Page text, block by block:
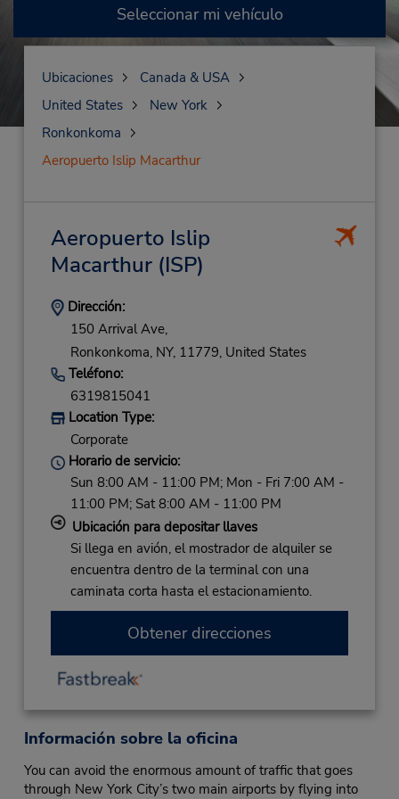
Seleccionar mi vehículo
Ubicaciones
Canada & USA
United States
New York
Ronkonkoma
Aeropuerto Islip Macarthur
Aeropuerto Islip
Macarthur(ISP)
Dirección:
150 Arrival Ave,
Ronkonkoma, NY, 11779, United States
Teléfono:
6319815041
Location Type:
Corporate
Horario de servicio:
Sun 8:00 AM - 11:00 PM; Mon - Fri 7:00 AM -
11:00 PM; Sat 8:00 AM - 11:00 PM
Ubicación para depositar llaves
Si llega en avión, el mostrador de alquiler se
encuentra dentro de la terminal con una
caminata corta hasta el estacionamiento.
Obtener direcciones
Información sobre la oficina
You can avoid the enormous amount of traffic that goes
through New York City’s two main airports by flying into